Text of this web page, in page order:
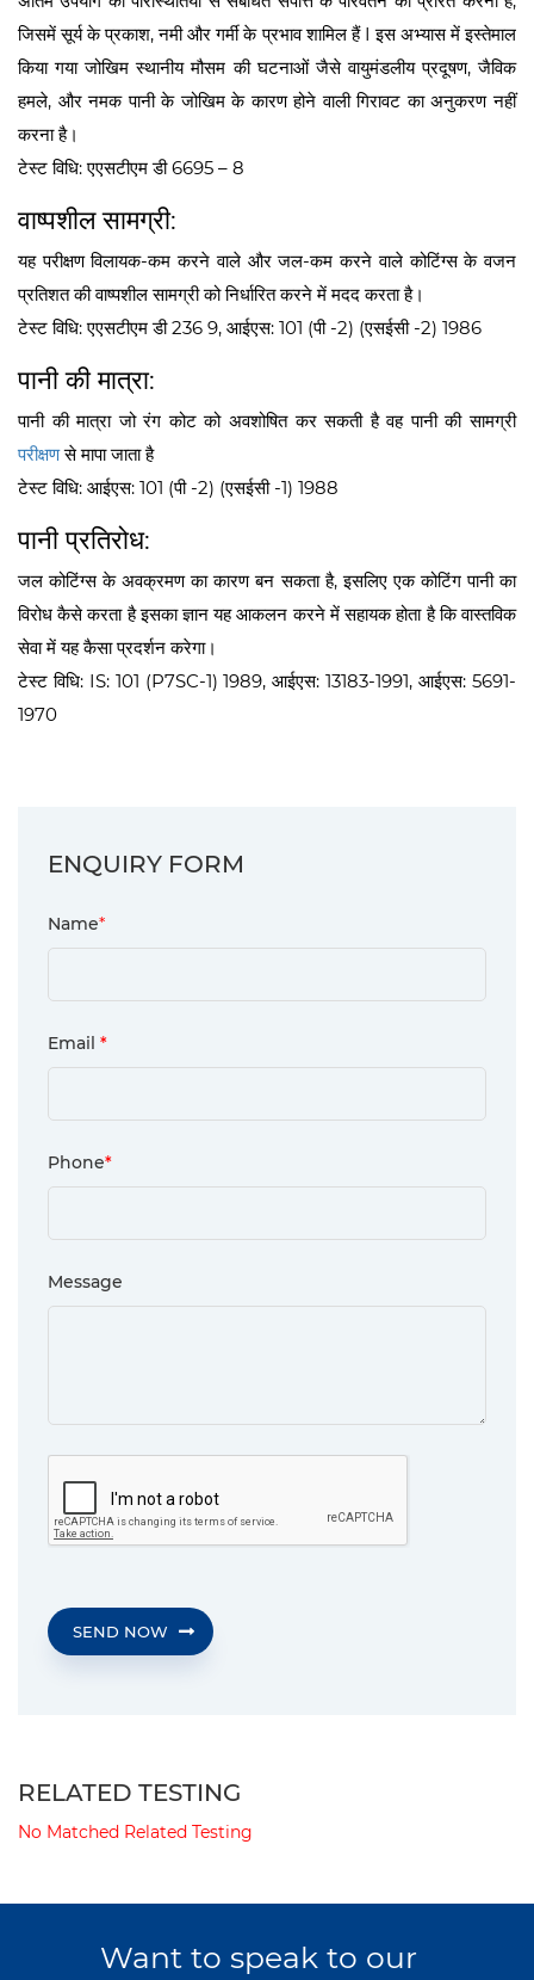
जिसमें सूर्य के प्रकाश, नमी और गर्मी के प्रभाव शामिल हैं I इस अभ्यास में इस्तेमाल
किया गया जोखिम स्थानीय मौसम की घटनाओं जैसे वायुमंडलीय प्रदूषण, जैविक
हमले, और नमक पानी के जोखिम के कारण होने वाली गिरावट का अनुकरण नहीं
करना है।
टेस्ट विधि: एएसटीएम डी 6695 – 8
वाष्पशील सामग्री:
यह परीक्षण विलायक-कम करने वाले और जल-कम करने वाले कोटिंग्स के वजन
प्रतिशत की वाष्पशील सामग्री को निर्धारित करने में मदद करता है।
टेस्ट विधि: एएसटीएम डी 236 9, आईएस: 101 (पी -2) (एसईसी -2) 1986
पानी की मात्रा:
पानी की मात्रा जो रंग कोट को अवशोषित कर सकती है वह पानी की सामग्री
परीक्षणसे मापा जाता है
टेस्ट विधि: आईएस: 101 (पी -2) (एसईसी -1) 1988
पानी प्रतिरोध:
जल कोटिंग्स के अवक्रमण का कारण बन सकता है, इसलिए एक कोटिंग पानी का
विरोध कैसे करता है इसका ज्ञान यह आकलन करने में सहायक होता है कि वास्तविक
सेवा में यह कैसा प्रदर्शन करेगा।
टेस्ट विधि: IS: 101 (P7SC-1) 1989, आईएस: 13183-1991, आईएस: 5691-
1970
ENQUIRY FORM
Name*
Email *
Phone*
Message
SEND NOW
RELATED TESTING
No Matched Related Testing
Want to speak to our